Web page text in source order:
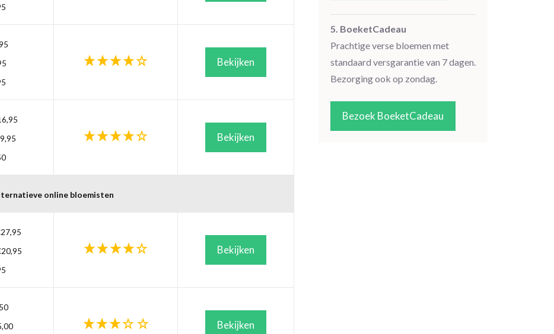
Bekijken
Bekijken
online bloemisten
Bekijken
Bekijken
5. BoeketCadeau
Prachtige verse bloemen met
standaard versgarantie van 7 dagen.
Bezorging ook op zondag.
Bezoek BoeketCadeau